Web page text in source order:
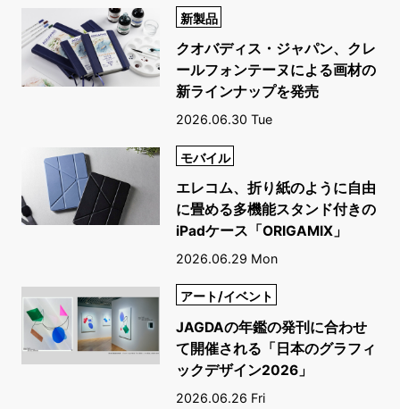
新製品
クオバディス・ジャパン、クレ
ールフォンテーヌによる画材の
新ラインナップを発売
2026.06.30 Tue
モバイル
エレコム、折り紙のように自由
に畳める多機能スタンド付きの
iPadケース「ORIGAMIX」
2026.06.29 Mon
アート/イベント
JAGDAの年鑑の発刊に合わせ
て開催される「日本のグラフィ
ックデザイン2026」
2026.06.26 Fri